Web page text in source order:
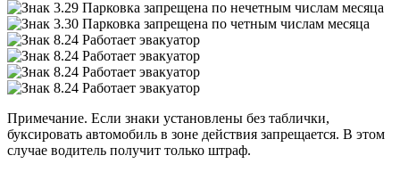
Примечание. Если знаки установлены без таблички,
буксировать автомобиль в зоне действия запрещается. В этом
случае водитель получит только штраф.